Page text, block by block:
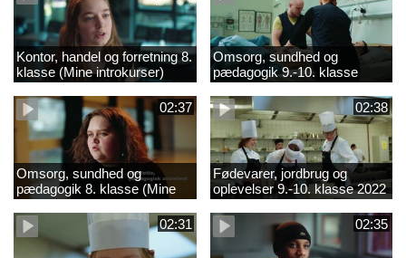
Kontor, handel og forretning 8.
klasse (Mine introkurser)
2022
Omsorg, sundhed og
pædagogik 9.-10. klasse
2022
02:37
Omsorg, sundhed og
pædagogik 8. klasse (Mine
introkurser) 2022
02:38
Fødevarer, jordbrug og
oplevelser 9.-10. klasse 2022
02:31 02:35